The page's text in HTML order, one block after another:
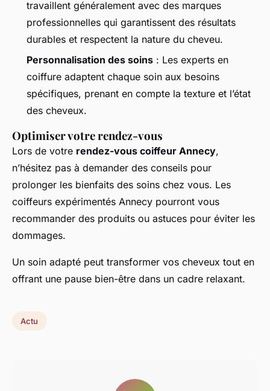
travaillent généralement avec des marques
professionnelles qui garantissent des résultats
durables et respectent la nature du cheveu.
Personnalisation des soins : Les experts en
coiffure adaptent chaque soin aux besoins
spécifiques, prenant en compte la texture et l’état
des cheveux.
Optimiser votre rendez-vous
Lors de votre rendez-vous coiffeur Annecy,
n’hésitez pas à demander des conseils pour
prolonger les bienfaits des soins chez vous. Les
coiffeurs expérimentés Annecy pourront vous
recommander des produits ou astuces pour éviter les
dommages.
Un soin adapté peut transformer vos cheveux tout en
offrant une pause bien-être dans un cadre relaxant.
Actu